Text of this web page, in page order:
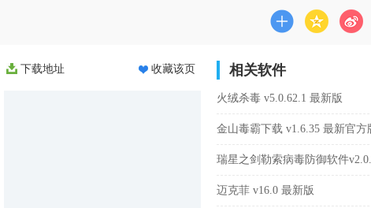
下载地址 收藏该页 相关软件
火绒杀毒 v5.0.62.1 最新版
金山毒霸下载 v1.6.35 最新官方
瑞星之剑勒索病毒防御软件
迈克菲 v16.0 最新版